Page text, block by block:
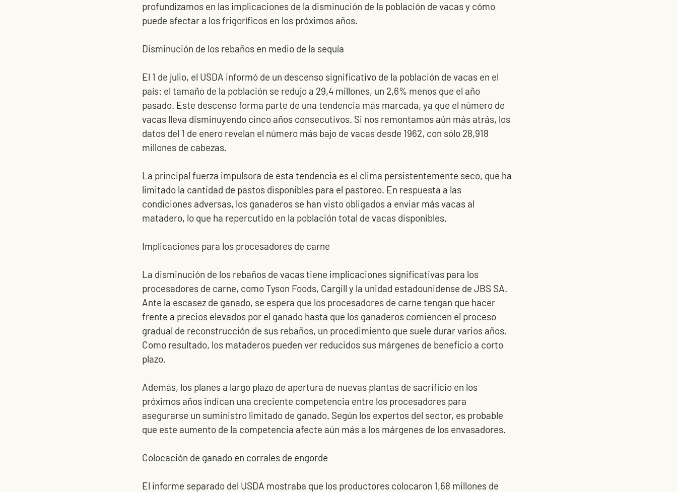
profundizamos en las implicaciones de la disminución de la población de vacas y cómo
puede afectar a los frigoríficos en los próximos años.
Disminución de los rebaños en medio de la sequía
El 1 de julio, el USDA informó de un descenso significativo de la población de vacas en el
país: el tamaño de la población se redujo a 29,4 millones, un 2,6% menos que el año
pasado. Este descenso forma parte de una tendencia más marcada, ya que el número de
vacas lleva disminuyendo cinco años consecutivos. Si nos remontamos aún más atrás, los
datos del 1 de enero revelan el número más bajo de vacas desde 1962, con sólo 28,918
millones de cabezas.
La principal fuerza impulsora de esta tendencia es el clima persistentemente seco, que ha
limitado la cantidad de pastos disponibles para el pastoreo. En respuesta a las
condiciones adversas, los ganaderos se han visto obligados a enviar más vacas al
matadero, lo que ha repercutido en la población total de vacas disponibles.
Implicaciones para los procesadores de carne
La disminución de los rebaños de vacas tiene implicaciones significativas para los
procesadores de carne, como Tyson Foods, Cargill y la unidad estadounidense de JBS SA.
Ante la escasez de ganado, se espera que los procesadores de carne tengan que hacer
frente a precios elevados por el ganado hasta que los ganaderos comiencen el proceso
gradual de reconstrucción de sus rebaños, un procedimiento que suele durar varios años.
Como resultado, los mataderos pueden ver reducidos sus márgenes de beneficio a corto
plazo.
Además, los planes a largo plazo de apertura de nuevas plantas de sacrificio en los
próximos años indican una creciente competencia entre los procesadores para
asegurarse un suministro limitado de ganado. Según los expertos del sector, es probable
que este aumento de la competencia afecte aún más a los márgenes de los envasadores.
Colocación de ganado en corrales de engorde
El informe separado del USDA mostraba que los productores colocaron 1,68 millones de